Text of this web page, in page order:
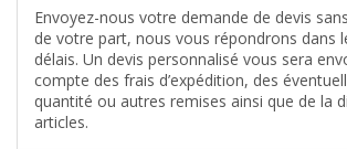
Envoyez-nous votre demande de devis
de votre part, nous vous répondrons dans
délais. Un devis personnalisé vous sera
compte des frais d’expédition, des
quantité ou autres remises ainsi que de la
articles.